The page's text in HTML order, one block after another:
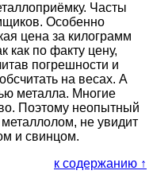
Часты
Особенно
цена за килограмм
как по факту цену,
погрешности и
на весах. А
металла. Многие
Поэтому неопытный
не увидит
и свинцом.
к содержанию ↑